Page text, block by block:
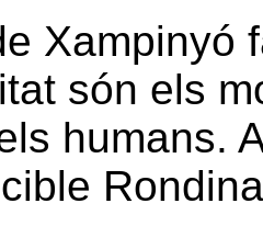
Xampinyó
són els
humans.